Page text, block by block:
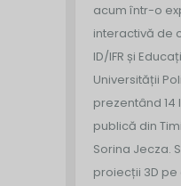
acum într-o
interactivă de
ID/IFR și
Universității
prezentând
publică din
Sorina Jecza.
proiecții 3D